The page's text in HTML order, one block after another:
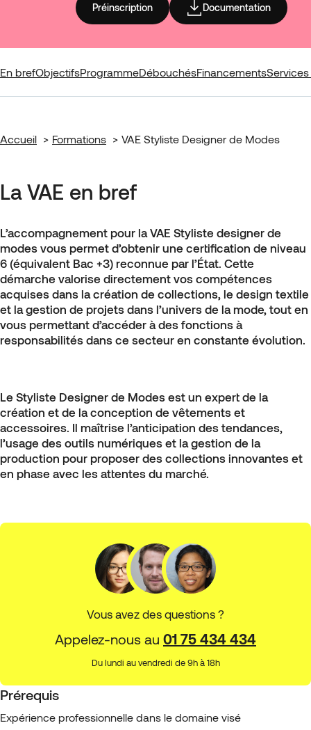
Préinscription Documentation
En brefObjectifsProgrammeDébouchésFinancements
Accueil Formations VAE Styliste Designer de Modes
La VAE en bref
L’accompagnement pour la VAE Styliste designer de
modes vous permet d’obtenir une certification de niveau
6 (équivalent Bac +3) reconnue par l’État. Cette
démarche valorise directement vos compétences
acquises dans la création de collections, le design textile
et la gestion de projets dans l’univers de la mode, tout en
vous permettant d’accéder à des fonctions à
responsabilités dans ce secteur en constante évolution.
Le Styliste Designer de Modes est un expert de la
création et de la conception de vêtements et
accessoires. Il maîtrise l’anticipation des tendances,
l’usage des outils numériques et la gestion de la
production pour proposer des collections innovantes et
en phase avec les attentes du marché.
Vous avez des questions ?
Appelez-nous au 01 75 434 434
Du lundi au vendredi de 9h à 18h
Prérequis
Expérience professionnelle dans le domaine visé